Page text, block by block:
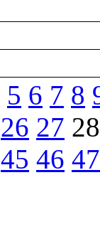
5 6 7 8
26 27 28
45 46 47